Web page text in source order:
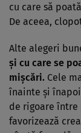
cu care să
De aceea,
Alte alegeri
şi cu care se
mişcări. Cele
înainte şi
de rigoare
favorizează